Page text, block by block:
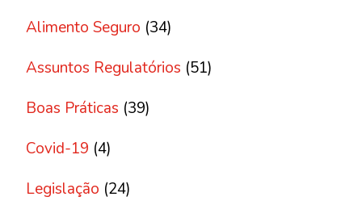
Alimento Seguro (34)
Assuntos Regulatórios (51)
Boas Práticas (39)
Covid-19 (4)
Legislação (24)